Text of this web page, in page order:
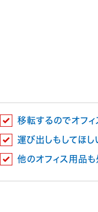
移転するのでオフ
運び出しもしてほし
他のオフィス用品